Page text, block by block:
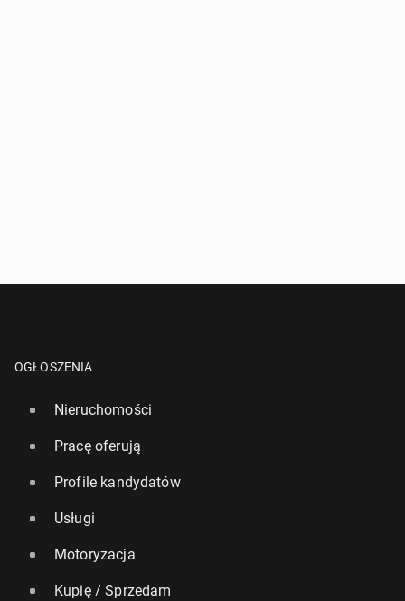
OGŁOSZENIA
Nieruchomości
Pracę oferują
Profile kandydatów
Usługi
Motoryzacja
Kupię / Sprzedam